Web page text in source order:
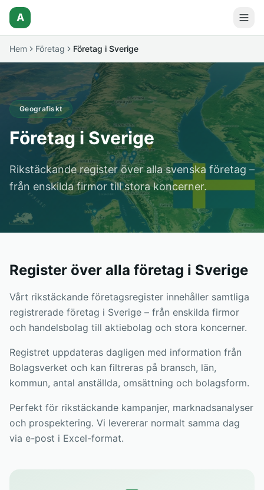
A
Hem Företag Företag i Sverige
Geografiskt
Företag i Sverige
Rikstäckande register över alla svenska företag –
från enskilda firmor till stora koncerner.
Register över alla företag i Sverige
Vårt rikstäckande företagsregister innehåller samtliga
registrerade företag i Sverige – från enskilda firmor
och handelsbolag till aktiebolag och stora koncerner.
Registret uppdateras dagligen med information från
Bolagsverket och kan filtreras på bransch, län,
kommun, antal anställda, omsättning och bolagsform.
Perfekt för rikstäckande kampanjer, marknadsanalyser
och prospektering. Vi levererar normalt samma dag
via e-post i Excel-format.